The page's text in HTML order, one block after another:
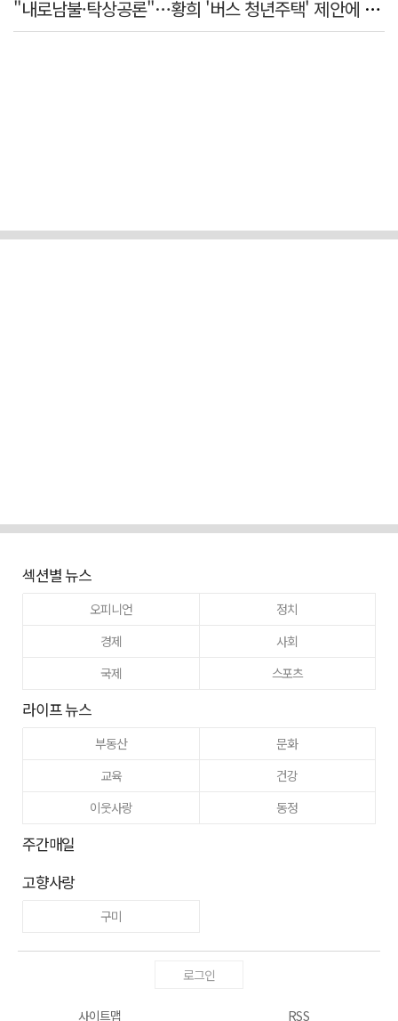
"내로남불·탁상공론"…황희 '버스 청년주택' 제안에 與 내부서도 쓴소리
섹션별 뉴스
오피니언
정치
경제
사회
국제
스포츠
라이프 뉴스
부동산
문화
교육
건강
이웃사랑
동정
주간매일
고향사랑
구미
로그인
사이트맵 RSS